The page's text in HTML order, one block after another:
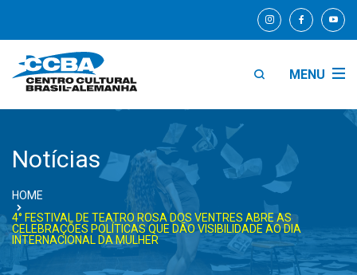
MENU
Notícias
HOME
4° FESTIVAL DE TEATRO ROSA DOS VENTRES ABRE AS
CELEBRAÇÕES POLÍTICAS QUE DÃO VISIBILIDADE AO DIA
INTERNACIONAL DA MULHER